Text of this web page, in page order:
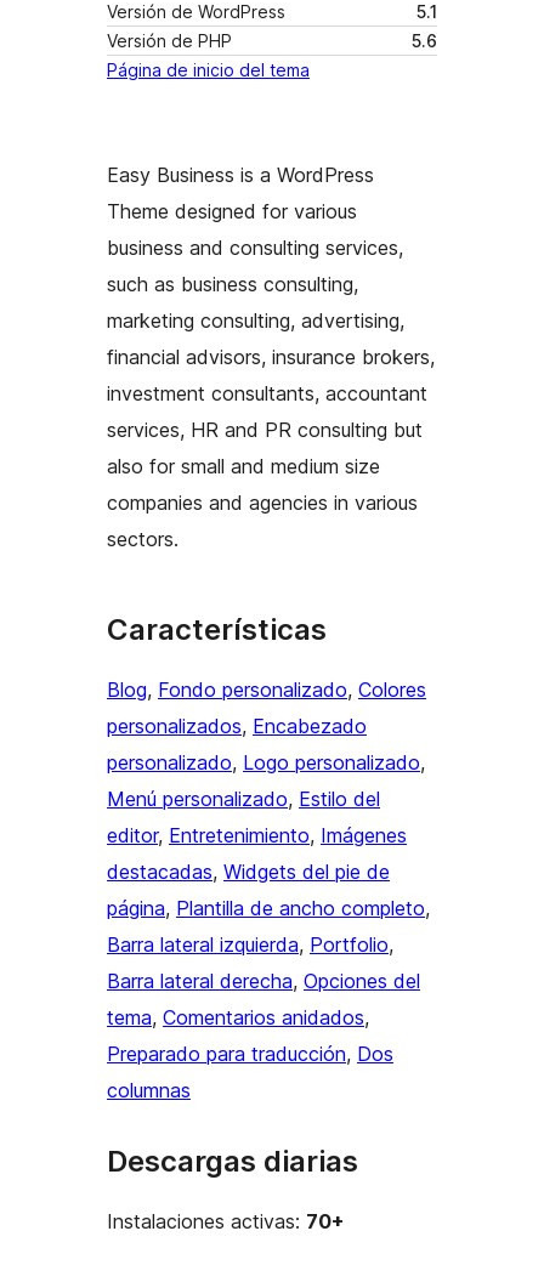
Versión de WordPress
5.1
Versión de PHP
5.6
Página de inicio del tema
Easy Business is a WordPress
Theme designed for various
business and consulting services,
such as business consulting,
marketing consulting, advertising,
financial advisors, insurance brokers,
investment consultants, accountant
services, HR and PR consulting but
also for small and medium size
companies and agencies in various
sectors.
Características
Blog, Fondo personalizado, Colores
personalizados, Encabezado
personalizado, Logo personalizado
Menú personalizado, Estilo del
editor, Entretenimiento, Imágenes
destacadas, Widgets del pie de
página, Plantilla de ancho completo
Barra lateral izquierda, Portfolio
Barra lateral derecha, Opciones del
tema, Comentarios anidados
Preparado para traducción, Dos
columnas
Descargas diarias
Instalaciones activas: 70+